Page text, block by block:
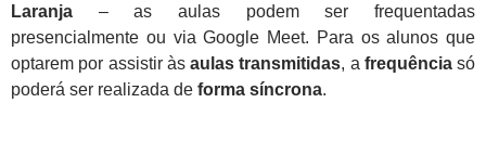
Laranja – as aulas podem ser frequentadas
presencialmente ou via Google Meet. Para os alunos que
optarem por assistir às aulas transmitidas, a frequênciasó
poderá ser realizada de forma síncrona.